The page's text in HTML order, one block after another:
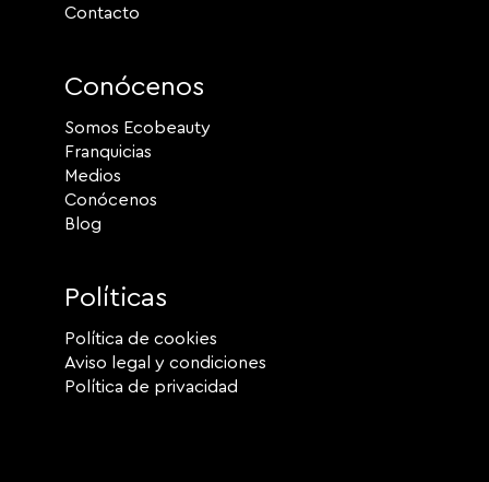
Contacto
Conócenos
Somos Ecobeauty
Franquicias
Medios
Conócenos
Blog
Políticas
Política de cookies
Aviso legal y condiciones
Política de privacidad